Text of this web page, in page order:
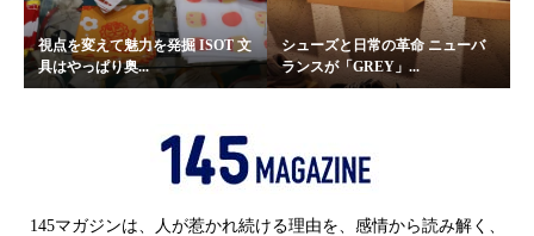
視点を変えて魅力を発掘 ISOT 文
具はやっぱり奥...
シューズと日常の革命 ニューバ
ランスが「GREY」...
145マガジンは、人が惹かれ続ける理由を、感情から読み解く、